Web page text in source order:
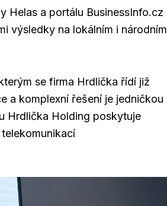
Helas a portálu BusinessInfo.cz
výsledky na lokálním i národním
se firma Hrdlička řídí již
a komplexní řešení je jedničkou
Hrdlička Holding poskytuje